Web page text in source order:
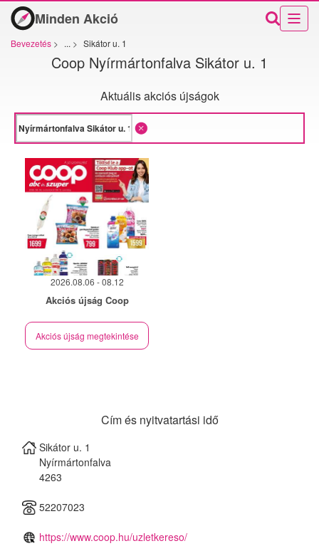
Minden Akció
Bevezetés > ... > Sikátor u. 1
Coop Nyírmártonfalva Sikátor u. 1
Aktuális akciós újságok
2026.08.06 - 08.12
Akciós újság Coop
Akciós újság megtekintése
Cím és nyitvatartási idő
Sikátor u. 1
Nyírmártonfalva
4263
52207023
https://www.coop.hu/uzletkereso/